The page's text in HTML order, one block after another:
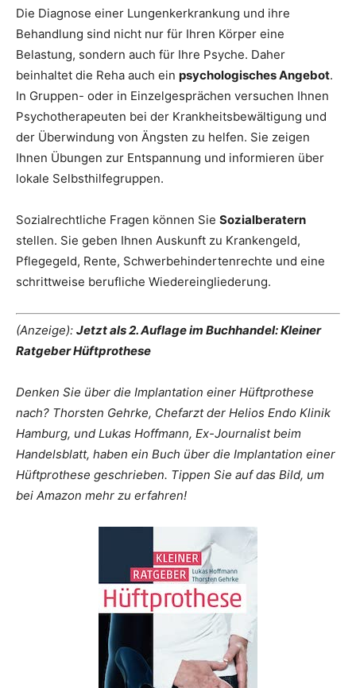
Die Diagnose einer Lungenkerkrankung und ihre
Behandlung sind nicht nur für Ihren Körper eine
Belastung, sondern auch für Ihre Psyche. Daher
beinhaltet die Reha auch ein psychologisches Angebot.
In Gruppen- oder in Einzelgesprächen versuchen Ihnen
Psychotherapeuten bei der Krankheitsbewältigung und
der Überwindung von Ängsten zu helfen. Sie zeigen
Ihnen Übungen zur Entspannung und informieren über
lokale Selbsthilfegruppen.
Sozialrechtliche Fragen können Sie Sozialberatern
stellen. Sie geben Ihnen Auskunft zu Krankengeld,
Pflegegeld, Rente, Schwerbehindertenrechte und eine
schrittweise berufliche Wiedereingliederung.
(Anzeige): Jetzt als 2. Auflage im Buchhandel: Kleiner
Ratgeber Hüftprothese
Denken Sie über die Implantation einer Hüftprothese
nach? Thorsten Gehrke, Chefarzt der Helios Endo Klinik
Hamburg, und Lukas Hoffmann, Ex-Journalist beim
Handelsblatt, haben ein Buch über die Implantation einer
Hüftprothese geschrieben. Tippen Sie auf das Bild, um
bei Amazon mehr zu erfahren!